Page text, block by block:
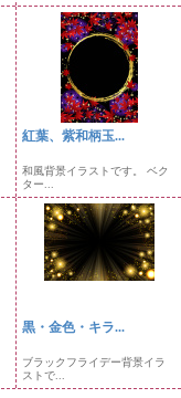
紅葉、紫和柄玉...
和風背景イラストです。 ベク
ター...
黒・金色・キラ...
ブラックフライデー背景イラ
ストで...